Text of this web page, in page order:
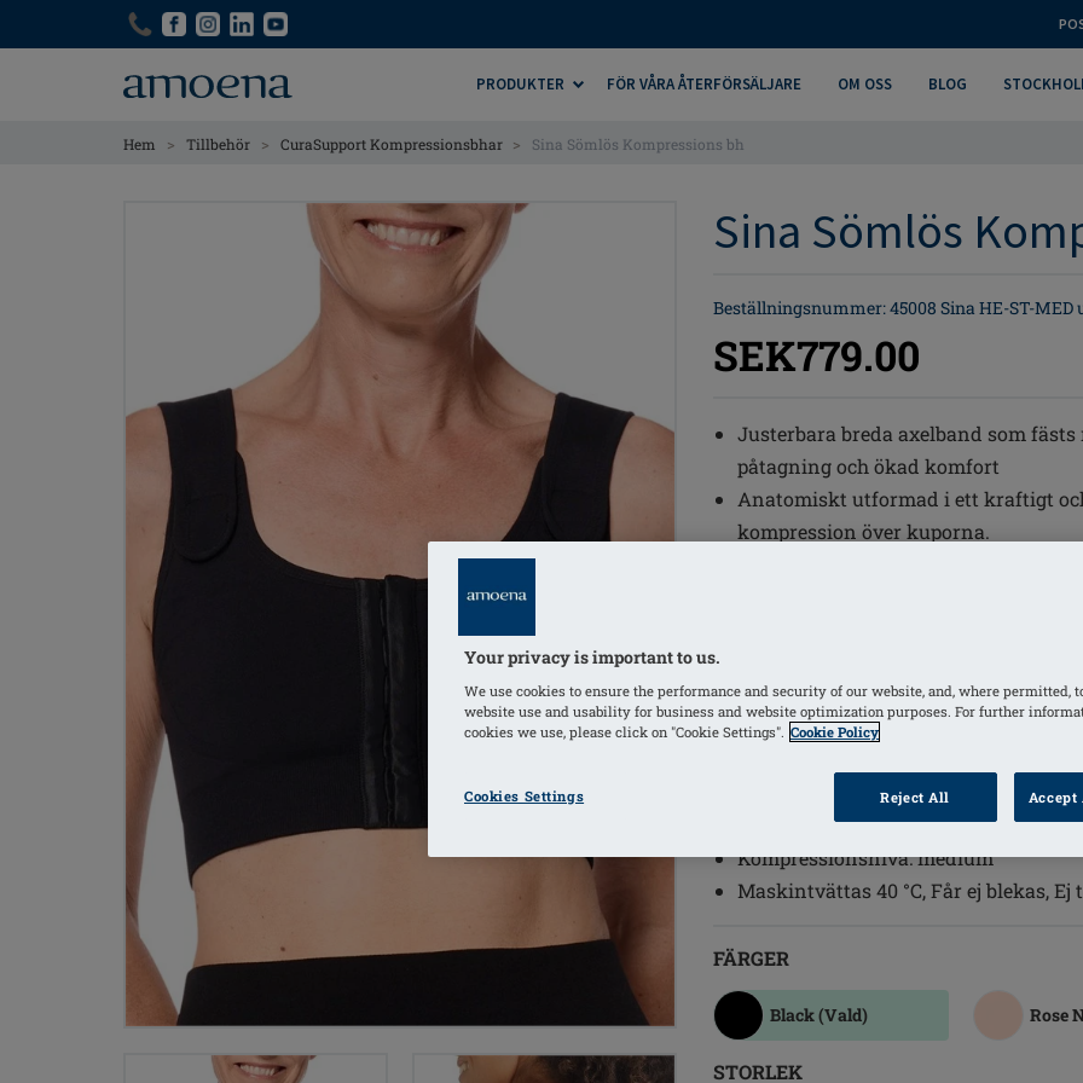
PRODUKTER FÖR VÅRA ÅTERFÖRSÄLJARE OM OSS BLOG
Hem > Tillbehör > CuraSupport Kompressionsbhar > Sina Sömlös Kompressions bh
Sina Sömlös
Beställningsnummer: 45008 Sina HE-ST-MED
SEK779.00
Justerbara breda axelband som
påtagning och ökad komfort
Anatomiskt utformad i ett kraftigt
kompression över kuporna.
Knäpps med hakar och hyskor
Imobilisering och stabilisering av
Kardborrband i mitten på ryggen
och hålla det på plats
Lämplig för: Bröstrekonstruktion,
Onkoplastikska bröstoperationer,
eller Leisure form bekvämt på plats.
Kompressionsnivå: medium
Maskintvättas 40 °C, Får ej blekas,
FÄRGER
Black(Vald) Rose
STORLEK
Your privacy is important to us.
We use cookies to ensure the performance and security of our website, and, where permitted,
website use and usability for business and website optimization purposes. For further
cookies we use, please click on "Cookie Settings". Cookie Policy
Cookies Settings Reject All Accept